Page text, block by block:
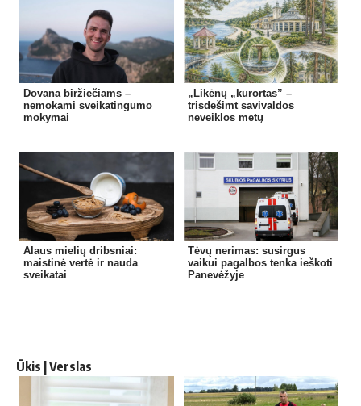
Dovana biržiečiams –
nemokami sveikatingumo
mokymai
„Likėnų „kurortas” –
trisdešimt savivaldos
neveiklos metų
Alaus mielių dribsniai:
maistinė vertė ir nauda
sveikatai
Tėvų nerimas: susirgus
vaikui pagalbos tenka ieškoti
Panevėžyje
Ūkis | Verslas